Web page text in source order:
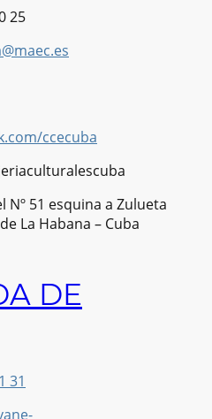
25
ccecuba
Nº 51 esquina a Zulueta
La Habana – Cuba
DE
31